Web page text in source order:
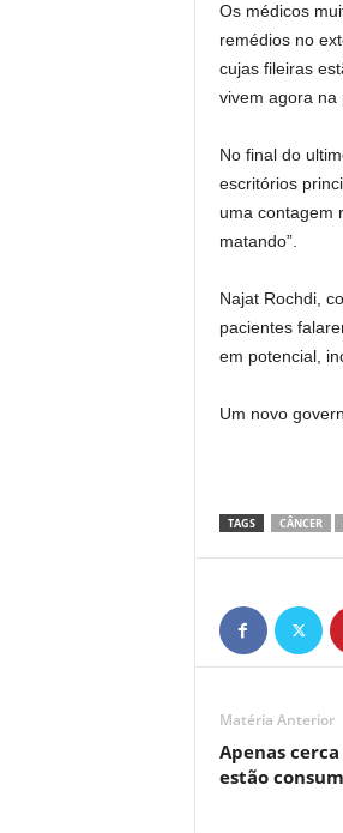
Os médicos
remédios no
cujas fileiras
vivem agora na
No final do
escritórios
uma contagem
matando”.
Najat Rochdi,
pacientes
em potencial,
Um novo
TAGS CÂNCER
Matéria Anterior
Apenas
estão